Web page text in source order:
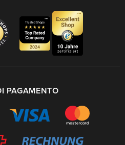
PAGAMENTO